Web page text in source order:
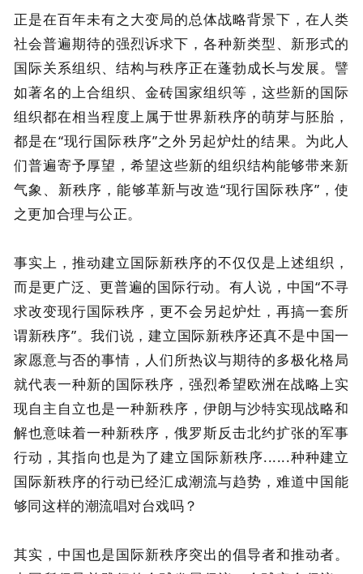
正是在百年未有之大变局的总体战略背景下，在人类
社会普遍期待的强烈诉求下，各种新类型、新形式的
国际关系组织、结构与秩序正在蓬勃成长与发展。譬
如著名的上合组织、金砖国家组织等，这些新的国际
组织都在相当程度上属于世界新秩序的萌芽与胚胎，
都是在“现行国际秩序”之外另起炉灶的结果。为此人
们普遍寄予厚望，希望这些新的组织结构能够带来新
气象、新秩序，能够革新与改造“现行国际秩序”，使
之更加合理与公正。
事实上，推动建立国际新秩序的不仅仅是上述组织，
而是更广泛、更普遍的国际行动。有人说，中国“不寻
求改变现行国际秩序，更不会另起炉灶，再搞一套所
谓新秩序”。我们说，建立国际新秩序还真不是中国一
家愿意与否的事情，人们所热议与期待的多极化格局
就代表一种新的国际秩序，强烈希望欧洲在战略上实
现自主自立也是一种新秩序，伊朗与沙特实现战略和
解也意味着一种新秩序，俄罗斯反击北约扩张的军事
行动，其指向也是为了建立国际新秩序......种种建立
国际新秩序的行动已经汇成潮流与趋势，难道中国能
够同这样的潮流唱对台戏吗？
其实，中国也是国际新秩序突出的倡导者和推动者。